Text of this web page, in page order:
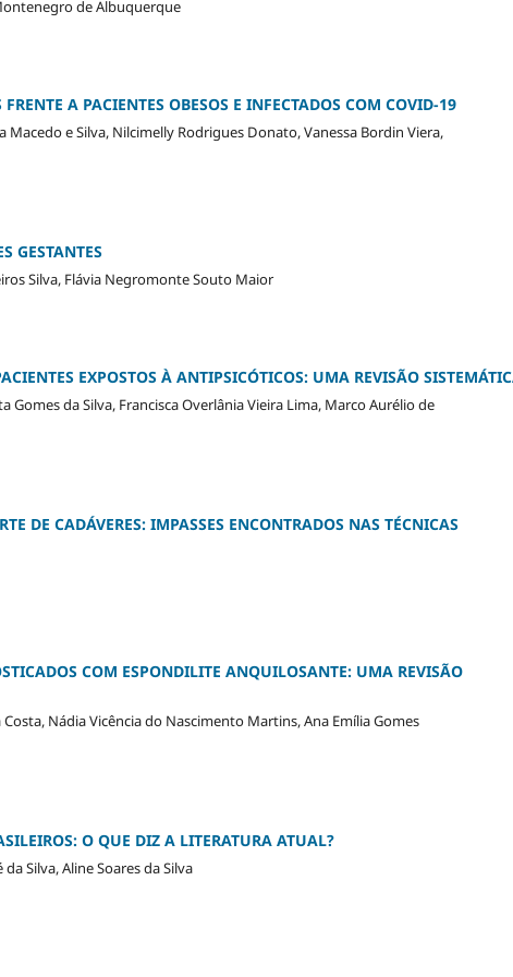
de Albuquerque
A PACIENTES OBESOS E INFECTADOS COM COVID-19
Macedo e Silva, Nilcimelly Rodrigues Donato, Vanessa Bordin Viera,
GESTANTES
Silva, Flávia Negromonte Souto Maior
EXPOSTOS À ANTIPSICÓTICOS: UMA REVISÃO
Gomes da Silva, Francisca Overlânia Vieira Lima, Marco Aurélio de
DE CADÁVERES: IMPASSES ENCONTRADOS NAS TÉCNICAS
COM ESPONDILITE ANQUILOSANTE: UMA REVISÃO
Nádia Vicência do Nascimento Martins, Ana Emília Gomes
O QUE DIZ A LITERATURA ATUAL?
Silva, Aline Soares da Silva